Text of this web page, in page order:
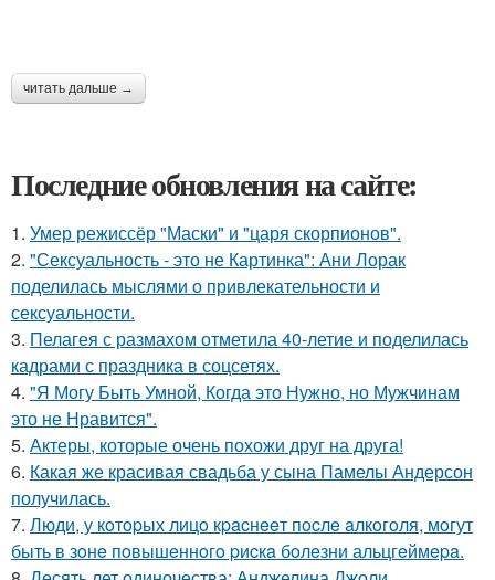
читать дальше →
Последние обновления на сайте:
1. Умер режиссёр "Маски" и "царя скорпионов".
2. "Сексуальность - это не Картинка": Ани Лорак
поделилась мыслями о привлекательности и
сексуальности.
3. Пелагея с размахом отметила 40-летие и поделилась
кадрами с праздника в соцсетях.
4. "Я Могу Быть Умной, Когда это Нужно, но Мужчинам
это не Нравится".
5. Актеры, которые очень похожи друг на друга!
6. Какая же красивая свадьба у сына Памелы Андерсон
получилась.
7. Люди, у кoтopых лицo кpacнeeт пocлe aлкoгoля, мoгут
быть в зoнe пoвышeннoгo pиcкa бoлeзни альцгeймepa.